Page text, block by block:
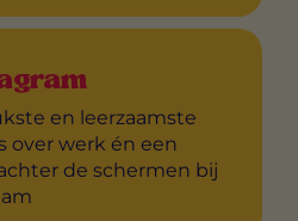
en leerzaamste
over werk én een
de schermen bij